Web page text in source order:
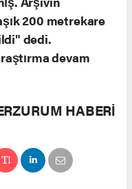
200 metrekare
dedi.
devam
HABERİ